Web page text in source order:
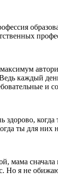
каждый
и
здорово,
ты для них
мама сначала
Но я не